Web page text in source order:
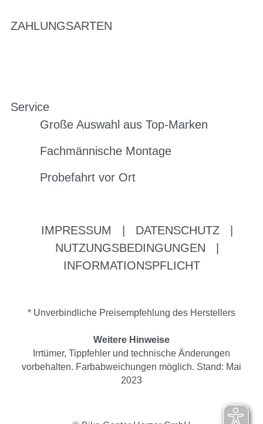
ZAHLUNGSARTEN
Service
Große Auswahl aus Top-Marken
Fachmännische Montage
Probefahrt vor Ort
IMPRESSUM DATENSCHUTZ
NUTZUNGSBEDINGUNGEN
INFORMATIONSPFLICHT
* Unverbindliche Preisempfehlung des Herstellers
Weitere Hinweise
Irrtümer, Tippfehler und technische Änderungen
vorbehalten. Farbabweichungen möglich. Stand: Mai
2023